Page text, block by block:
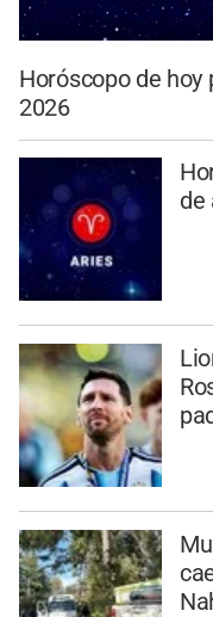
Horóscopo de hoy
2026
de